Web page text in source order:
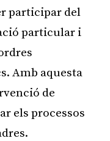
participar del
particular i
Amb aquesta
de
els processos